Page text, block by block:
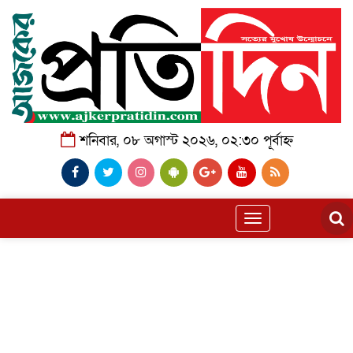
শনিবার, ০৮ অগাস্ট ২০২৬, ০২:৩০ পূর্বাহ্ন
Toggle
navigation